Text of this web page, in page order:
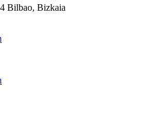
Bilbao, Bizkaia